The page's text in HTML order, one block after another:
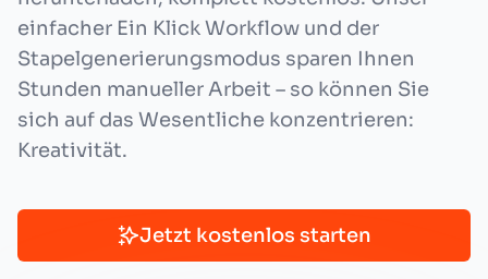
einfacher Ein Klick Workflow und der
Stapelgenerierungsmodus sparen Ihnen
Stunden manueller Arbeit – so können Sie
sich auf das Wesentliche konzentrieren:
Kreativität.
Jetzt kostenlos starten